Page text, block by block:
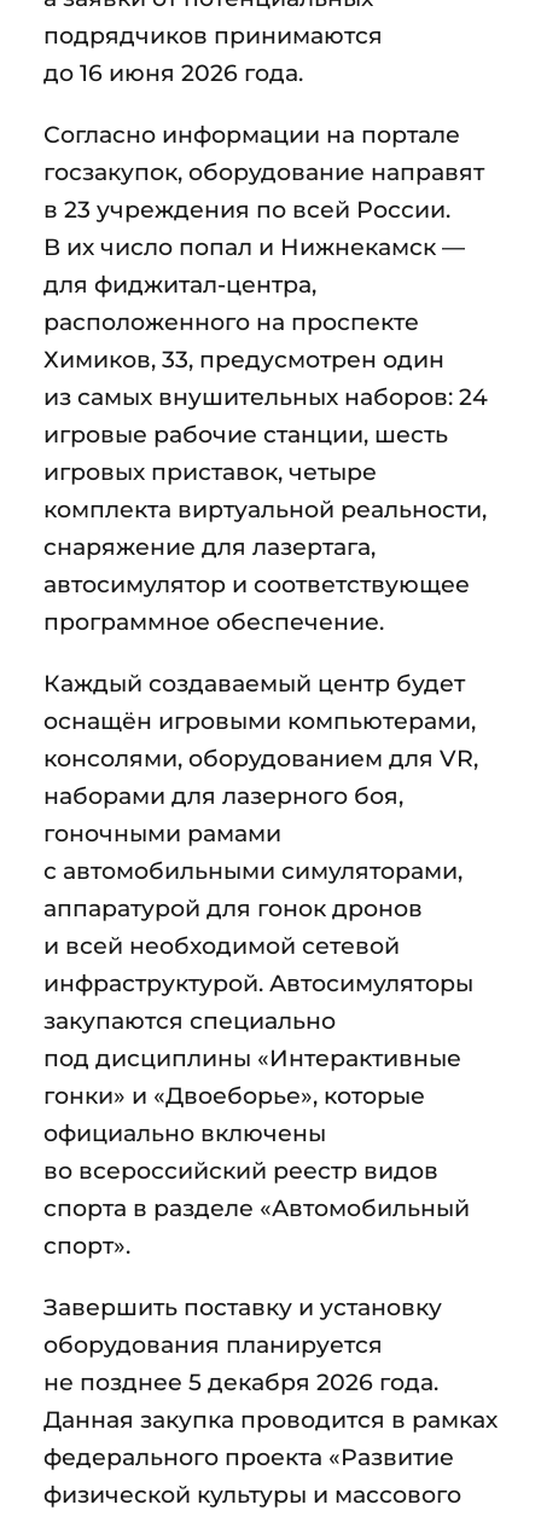
подрядчиков принимаются
до 16 июня 2026 года.
Согласно информации на портале
госзакупок, оборудование направят
в 23 учреждения по всей России.
В их число попал и Нижнекамск —
для фиджитал-центра,
расположенного на проспекте
Химиков, 33, предусмотрен один
из самых внушительных наборов: 24
игровые рабочие станции, шесть
игровых приставок, четыре
комплекта виртуальной реальности,
снаряжение для лазертага,
автосимулятор и соответствующее
программное обеспечение.
Каждый создаваемый центр будет
оснащён игровыми компьютерами,
консолями, оборудованием для VR,
наборами для лазерного боя,
гоночными рамами
с автомобильными симуляторами,
аппаратурой для гонок дронов
и всей необходимой сетевой
инфраструктурой. Автосимуляторы
закупаются специально
под дисциплины «Интерактивные
гонки» и «Двоеборье», которые
официально включены
во всероссийский реестр видов
спорта в разделе «Автомобильный
спорт».
Завершить поставку и установку
оборудования планируется
не позднее 5 декабря 2026 года.
Данная закупка проводится в рамках
федерального проекта «Развитие
физической культуры и массового